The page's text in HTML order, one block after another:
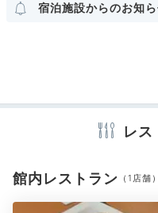
冷蔵庫 エアコン
洗浄機付トイレ 浴衣 歯
ドライヤー
お茶セット
宿泊施設からのお知
レス
館内レストラン （1店舗）